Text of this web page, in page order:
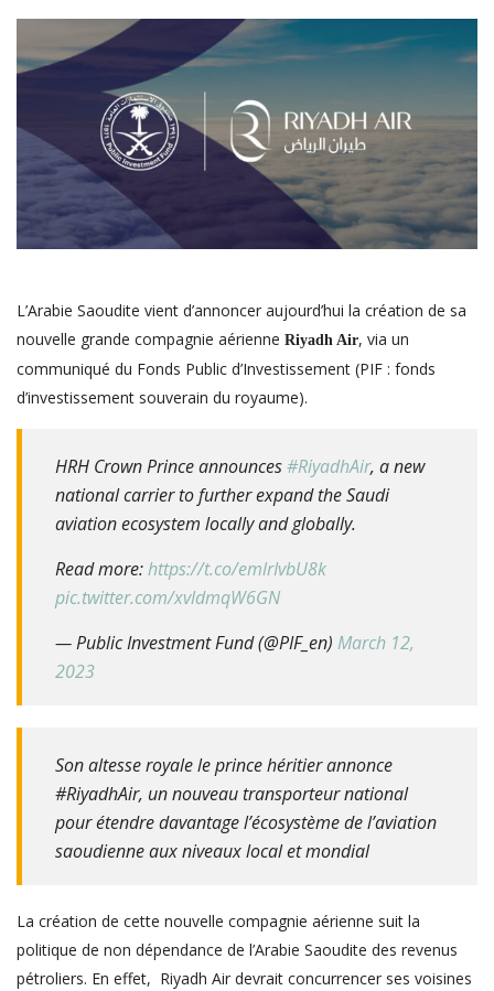
L’Arabie Saoudite vient d’annoncer aujourd’hui la création de sa
nouvelle grande compagnie aérienne Riyadh Air, via un
communiqué du Fonds Public d’Investissement (PIF : fonds
d’investissement souverain du royaume).
HRH Crown Prince announces#RiyadhAir, a new
national carrier to further expand the Saudi
aviation ecosystem locally and globally.
Read more:https://t.co/emlrIvbU8k
pic.twitter.com/xvldmqW6GN
— Public Investment Fund (@PIF_en) March 12,
2023
Son altesse royale le prince héritier annonce
#RiyadhAir, un nouveau transporteur national
pour étendre davantage l’écosystème de l’aviation
saoudienne aux niveaux local et mondial
La création de cette nouvelle compagnie aérienne suit la
politique de non dépendance de l’Arabie Saoudite des revenus
pétroliers. En effet, Riyadh Air devrait concurrencer ses voisines